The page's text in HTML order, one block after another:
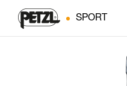
SPORT